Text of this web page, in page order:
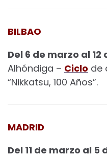
BILBAO
Del 6 de marzo al 12
Alhóndiga – Ciclo de
“Nikkatsu, 100 Años”.
MADRID
Del 11 de marzo al 5